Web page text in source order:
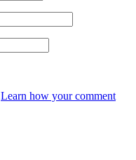
Learn how your comment